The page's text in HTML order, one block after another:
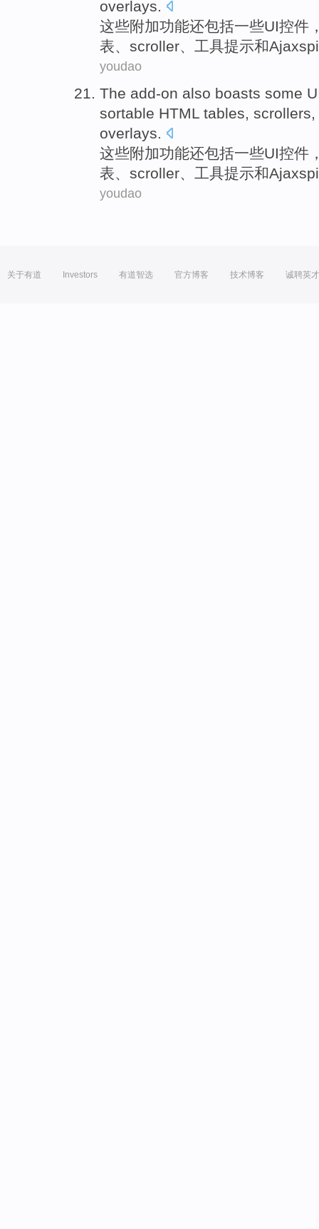
overlays.
这些附加功能还包括一些UI控件
表、 scroller、工具提示和Ajax
youdao
The add-on also boasts some
sortable HTML tables, scrollers,
overlays.
这些附加功能还包括一些UI控件
表、 scroller、工具提示和Ajax
youdao
关于有道 Investors 有道智选 官方博客 技术博客 诚聘英才